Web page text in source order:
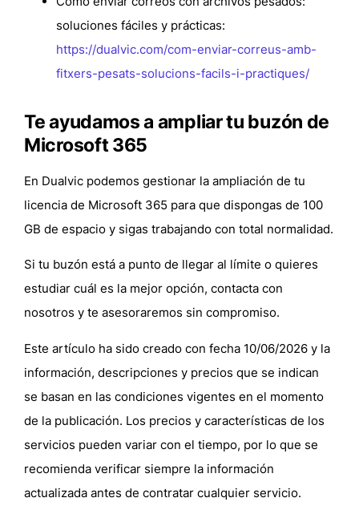
soluciones fáciles y prácticas:
https://dualvic.com/com-enviar-correus-amb-
fitxers-pesats-solucions-facils-i-practiques/
Te ayudamos a ampliar tu buzón de
Microsoft 365
En Dualvic podemos gestionar la ampliación de tu
licencia de Microsoft 365 para que dispongas de 100
GB de espacio y sigas trabajando con total normalidad.
Si tu buzón está a punto de llegar al límite o quieres
estudiar cuál es la mejor opción, contacta con
nosotros y te asesoraremos sin compromiso.
Este artículo ha sido creado con fecha 10/06/2026 y la
información, descripciones y precios que se indican
se basan en las condiciones vigentes en el momento
de la publicación. Los precios y características de los
servicios pueden variar con el tiempo, por lo que se
recomienda verificar siempre la información
actualizada antes de contratar cualquier servicio.